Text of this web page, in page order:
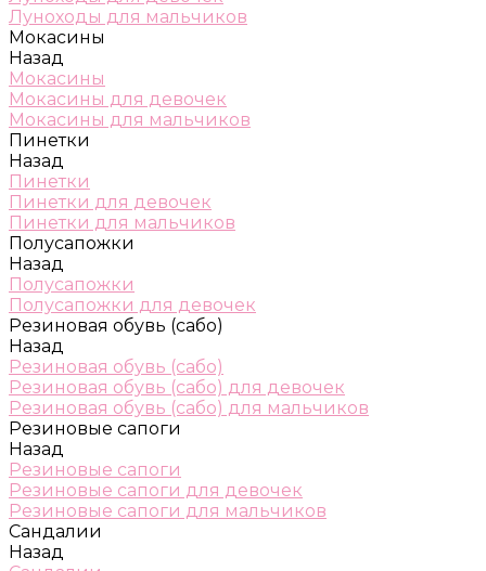
Луноходы для мальчиков
Мокасины
Назад
Мокасины
Мокасины для девочек
Мокасины для мальчиков
Пинетки
Назад
Пинетки
Пинетки для девочек
Пинетки для мальчиков
Полусапожки
Назад
Полусапожки
Полусапожки для девочек
Резиновая обувь (сабо)
Назад
Резиновая обувь (сабо)
Резиновая обувь (сабо) для девочек
Резиновая обувь (сабо) для мальчиков
Резиновые сапоги
Назад
Резиновые сапоги
Резиновые сапоги для девочек
Резиновые сапоги для мальчиков
Сандалии
Назад